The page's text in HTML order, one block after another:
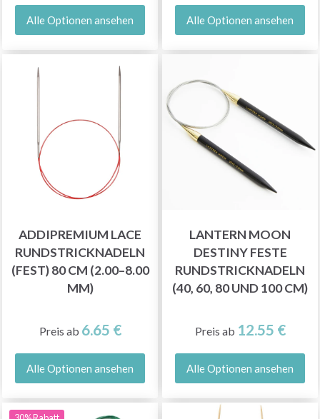
Alle Optionen ansehen Alle Optionen ansehen
ADDIPREMIUM LACE
RUNDSTRICKNADELN
(FEST) 80 CM (2.00–8.00
MM)
Preis ab 6.65 €
Alle Optionen ansehen
LANTERN MOON
DESTINY FESTE
RUNDSTRICKNADELN
(40, 60, 80 UND 100 CM)
Preis ab 12.55 €
Alle Optionen ansehen